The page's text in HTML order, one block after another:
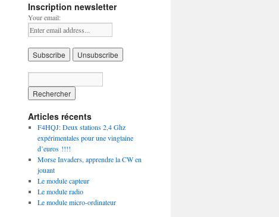
Inscription newsletter
Your email:
Articles récents
F4HQJ: Deux stations 2,4 Ghz
expérimentales pour une vingtaine
d’euros !!!!
Morse Invaders, apprendre la CW en
jouant
Le module capteur
Le module radio
Le module micro-ordinateur